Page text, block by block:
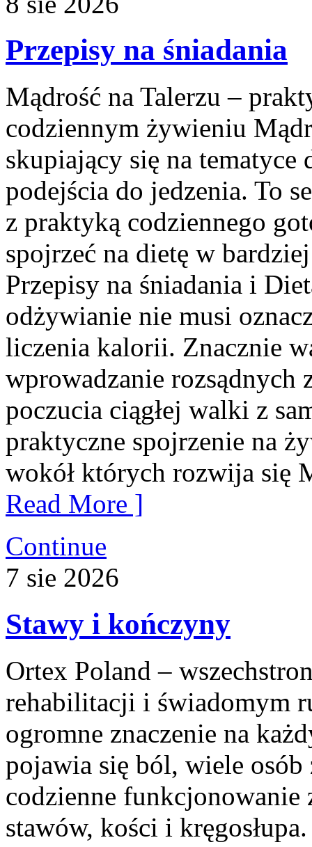
Przepisy na śniadania
Mądrość na Talerzu –
codziennym żywieniu
skupiający się na
podejścia do jedzenia. To
z praktyką codziennego
spojrzeć na dietę w
Przepisy na śniadania i
odżywianie nie musi
liczenia kalorii. Znacznie
wprowadzanie rozsądnych
poczucia ciągłej walki z
praktyczne spojrzenie na
wokół których rozwija się
Read More ]
Continue
7 sie 2026
Stawy i kończyny
Ortex Poland –
rehabilitacji i świadomym
ogromne znaczenie na
pojawia się ból, wiele osób
codzienne funkcjonowanie
stawów, kości i